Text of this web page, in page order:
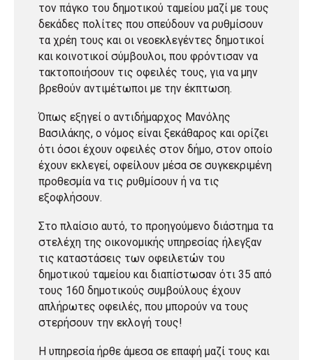
τον πάγκο του δημοτικού ταμείου μαζί με τους
δεκάδες πολίτες που σπεύδουν να ρυθμίσουν
τα χρέη τους και οι νεοεκλεγέντες δημοτικοί
και κοινοτικοί σύμβουλοι, που φρόντισαν να
τακτοποιήσουν τις οφειλές τους, για να μην
βρεθούν αντιμέτωποι με την έκπτωση.
Όπως εξηγεί ο αντιδήμαρχος Μανόλης
Βασιλάκης, ο νόμος είναι ξεκάθαρος και ορίζει
ότι όσοι έχουν οφειλές στον δήμο, στον οποίο
έχουν εκλεγεί, οφείλουν μέσα σε συγκεκριμένη
προθεσμία να τις ρυθμίσουν ή να τις
εξοφλήσουν.
Στο πλαίσιο αυτό, το προηγούμενο διάστημα τα
στελέχη της οικονομικής υπηρεσίας ήλεγξαν
τις καταστάσεις των οφειλετών του
δημοτικού ταμείου και διαπίστωσαν ότι 35 από
τους 160 δημοτικούς συμβούλους έχουν
απλήρωτες οφειλές, που μπορούν να τους
στερήσουν την εκλογή τους!
Η υπηρεσία ήρθε άμεσα σε επαφή μαζί τους και